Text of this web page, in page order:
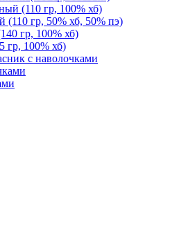
(110 гр, 100% хб)
(110 гр, 50% хб, 50% пэ)
гр, 100% хб)
гр, 100% хб)
с наволочками